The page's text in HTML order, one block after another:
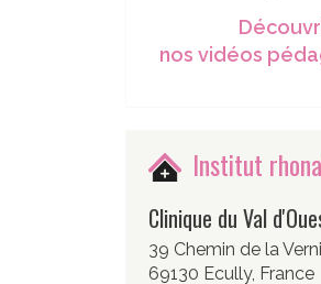
nos vidéos
Institut
Clinique du Val
39 Chemin de la
69130 Ecully, France